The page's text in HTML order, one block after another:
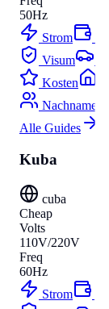
50Hz
Strom
Visum
Kosten
Nachnamen
Alle Guides
Kuba
cuba
Cheap
Volts
110V/220V
Freq
60Hz
Strom